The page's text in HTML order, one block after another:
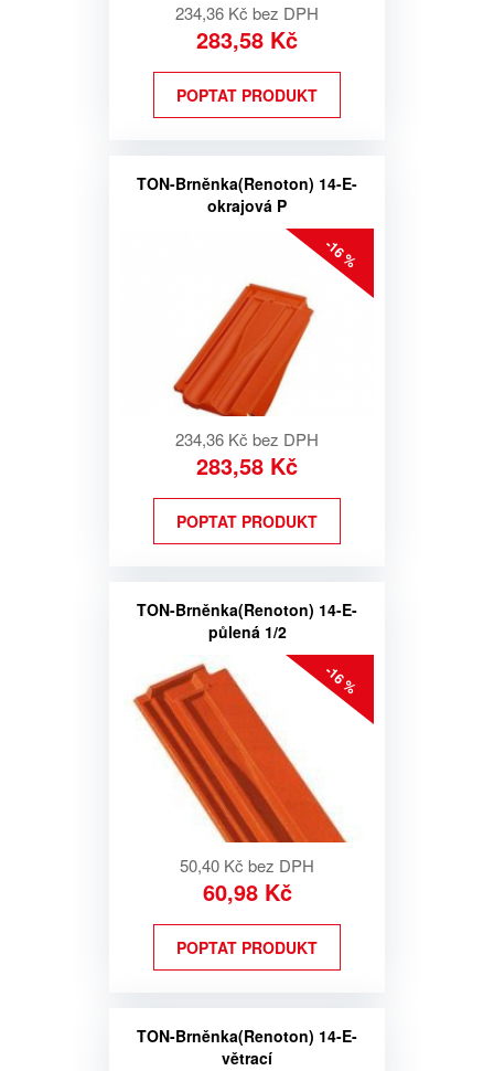
234,36 Kč bez DPH
283,58 Kč
POPTAT PRODUKT
TON-Brněnka(Renoton) 14-E-
okrajová P
-16 %
234,36 Kč bez DPH
283,58 Kč
POPTAT PRODUKT
TON-Brněnka(Renoton) 14-E-
půlená 1/2
-16 %
50,40 Kč bez DPH
60,98 Kč
POPTAT PRODUKT
TON-Brněnka(Renoton) 14-E-
větrací